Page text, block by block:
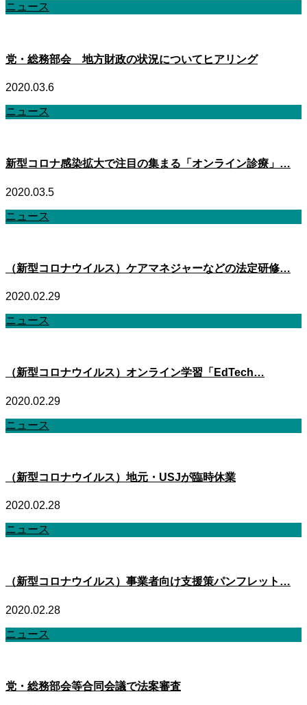
ニュース
党・総務部会 地方財政の状況についてヒアリング
2020.03.6
ニュース
新型コロナ感染拡大で注目の集まる「オンライン診療」…
2020.03.5
ニュース
（新型コロナウイルス）ケアマネジャーなどの法定研修…
2020.02.29
ニュース
（新型コロナウイルス）オンライン学習「EdTech…
2020.02.29
ニュース
（新型コロナウイルス）地元・USJが臨時休業
2020.02.28
ニュース
（新型コロナウイルス）事業者向け支援策パンフレット…
2020.02.28
ニュース
党・総務部会等合同会議で法案審査